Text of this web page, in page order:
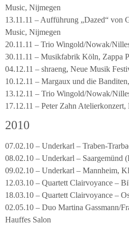
Music, Nijmegen
13.11.11 – Aufführung „Dazed“ von
Music, Nijmegen
20.11.11 – Trio Wingold/Nowak/
30.11.11 – Musikfabrik Köln, Zappa
04.12.11 – shraeng, Neue Musik
10.12.11 – Margaux und die
13.12.11 – Trio Wingold/Nowak/
17.12.11 – Peter Zahn Atelierkonzert,
2010
07.02.10 – Underkarl – Traben-
08.02.10 – Underkarl – Saargemünd
09.02.10 – Underkarl – Mannheim,
12.03.10 – Quartett Clairvoyance –
18.03.10 – Quartett Clairvoyance –
02.05.10 – Duo Martina Gassmann/
Hauffes Salon